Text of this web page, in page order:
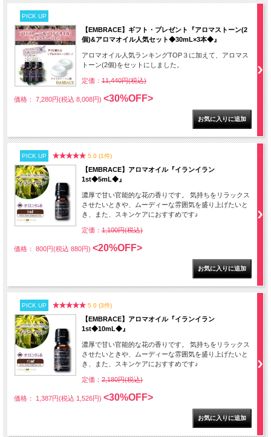
PICK UP
【EMBRACE】ギフト・プレゼント『アロマストーン(2
個)&アロマオイル人気セット◆30mL×3本◆』
アロマオイル人気ランキングTOP３に加えて、アロマス
トーン(2個)をセットにしました。
定価： 11,440円(税込)
価格： 7,280円(税込 8,008円) <30%OFF>
PICK UP 5.0 (1件)
【EMBRACE】アロマオイル『イランイラン
1st◆5mL◆』
濃厚で甘い官能的な花の香りです。 気持ちをリラックス
させたいときや、ムーディーな雰囲気を盛り上げたいと
き、また、スキンケアにおすすめです♪
定価： 1,100円(税込)
価格： 800円(税込 880円) <20%OFF>
PICK UP 5.0 (3件)
【EMBRACE】アロマオイル『イランイラン
1st◆10mL◆』
濃厚で甘い官能的な花の香りです。 気持ちをリラックス
させたいときや、ムーディーな雰囲気を盛り上げたいと
き、また、スキンケアにおすすめです♪
定価： 2,180円(税込)
価格： 1,387円(税込 1,526円) <30%OFF>